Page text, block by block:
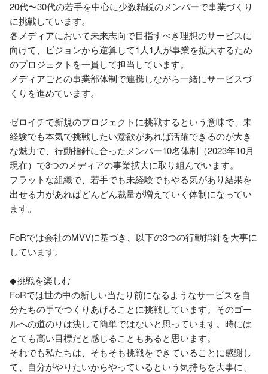
20代〜30代の若手を中心に少数精鋭のメンバーで事業づくり
に挑戦しています。
各メディアにおいて未来志向で目指すべき理想のサービスに
向けて、ビジョンから逆算して1人1人が事業を拡大するため
のプロジェクトを一貫して担当しています。
メディアごとの事業部体制で連携しながら一緒にサービスづ
くりを進めています。
ゼロイチで新規のプロジェクトに挑戦するという意味で、未
経験でも本気で挑戦したい意欲があれば活躍できるのが大き
な魅力で、行動指針に合ったメンバー10名体制（2023年10月
現在）で3つのメディアの事業拡大に取り組んでいます。
フラットな組織で、若手でも未経験でもやる気があり結果を
出せる力があればどんどん裁量が増えていく体制になってい
ます。
FoRでは会社のMVVに基づき、以下の3つの行動指針を大事に
しています。
◆挑戦を楽しむ
FoRでは世の中の新しい当たり前になるようなサービスを自
分たちの手でつくりあげることに挑戦しています。そのゴー
ルへの道のりは決して簡単ではないと思っています。時には
とても高い目標だと感じることもあると思います。
それでも私たちは、そもそも挑戦をできていることに感謝し
て、自分がやりたいからやっているという気持ちを大事に、